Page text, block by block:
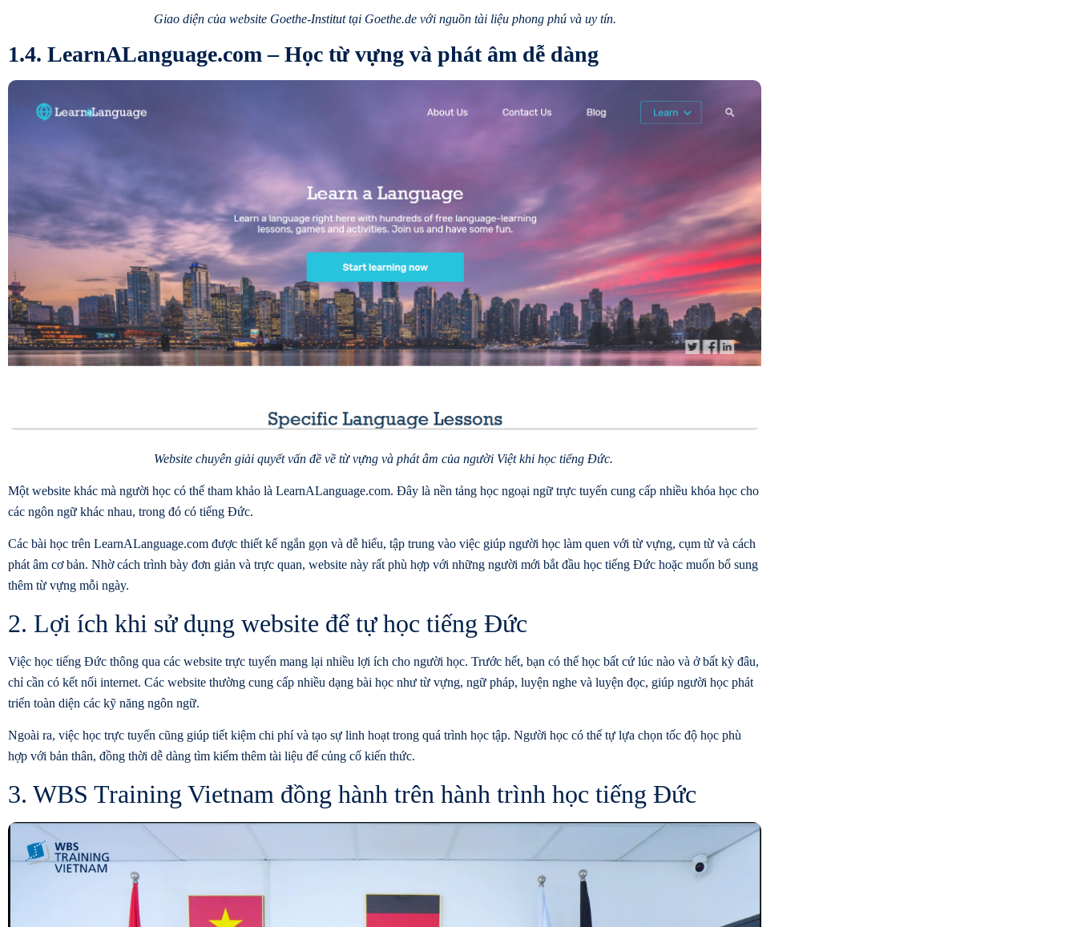
Giao diện của website Goethe-Institut tại Goethe.de với nguồn tài liệu phong phú và uy tín.
1.4. LearnALanguage.com – Học từ vựng và phát âm dễ dàng
Website chuyên giải quyết vấn đề về từ vựng và phát âm của người Việt khi học tiếng Đức.
Một website khác mà người học có thể tham khảo là LearnALanguage.com. Đây là nền tảng học ngoại ngữ trực tuyến cung cấp nhiều khóa học cho
các ngôn ngữ khác nhau, trong đó có tiếng Đức.
Các bài học trên LearnALanguage.com được thiết kế ngắn gọn và dễ hiểu, tập trung vào việc giúp người học làm quen với từ vựng, cụm từ và cách
phát âm cơ bản. Nhờ cách trình bày đơn giản và trực quan, website này rất phù hợp với những người mới bắt đầu học tiếng Đức hoặc muốn bổ sung
thêm từ vựng mỗi ngày.
2. Lợi ích khi sử dụng website để tự học tiếng Đức
Việc học tiếng Đức thông qua các website trực tuyến mang lại nhiều lợi ích cho người học. Trước hết, bạn có thể học bất cứ lúc nào và ở bất kỳ đâu,
chỉ cần có kết nối internet. Các website thường cung cấp nhiều dạng bài học như từ vựng, ngữ pháp, luyện nghe và luyện đọc, giúp người học phát
triển toàn diện các kỹ năng ngôn ngữ.
Ngoài ra, việc học trực tuyến cũng giúp tiết kiệm chi phí và tạo sự linh hoạt trong quá trình học tập. Người học có thể tự lựa chọn tốc độ học phù
hợp với bản thân, đồng thời dễ dàng tìm kiếm thêm tài liệu để củng cố kiến thức.
3. WBS Training Vietnam đồng hành trên hành trình học tiếng Đức